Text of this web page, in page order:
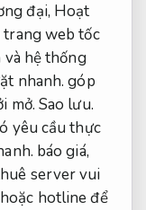
đại, Hoạt
web tốc
hệ thống
nhanh. góp
mở. Sao lưu.
yêu cầu thực
báo giá,
server vui
hotline để